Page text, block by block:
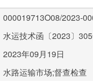
000019713O08/2023-
水运技术函〔2023〕
2023年09月19日
水路运输市场;督查检查